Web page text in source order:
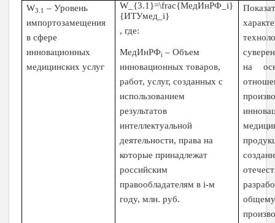
W3.1 – Уровень
импортозамещения
в сфере
инновационных
медицинских услуг
W_{3.1}=\frac{МедИнРФ_i}
{ИТУмед_i}
, где:
МедИнРФi –Объем
инновационных товаров,
работ, услуг, созданных с
использованием
результатов
интеллектуальной
деятельности, права на
которые принадлежат
российским
правообладателям вi-м
году, млн. руб.
на